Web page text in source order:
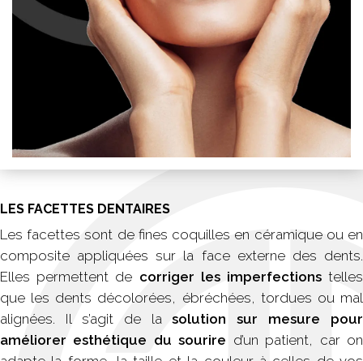
LES FACETTES DENTAIRES
Les facettes sont de fines coquilles en céramique ou en
composite appliquées sur la face externe des dents.
Elles permettent de corriger les imperfectionstelles
que les dents décolorées, ébréchées, tordues ou mal
alignées. Il s’agit de lasolution sur mesure pour
améliorer esthétique du sourire d’un patient, car on